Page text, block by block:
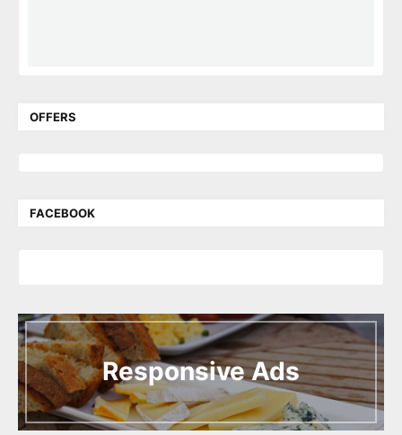
OFFERS
FACEBOOK
I
n
t
r
o
d
u
Responsive Ads